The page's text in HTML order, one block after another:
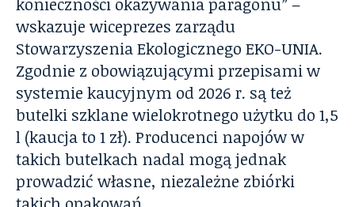
wskazuje wiceprezes zarządu
Stowarzyszenia Ekologicznego EKO-UNIA.
Zgodnie z obowiązującymi przepisami w
systemie kaucyjnym od 2026 r. są też
butelki szklane wielokrotnego użytku do 1,5
l (kaucja to 1 zł). Producenci napojów w
takich butelkach nadal mogą jednak
prowadzić własne, niezależne zbiórki